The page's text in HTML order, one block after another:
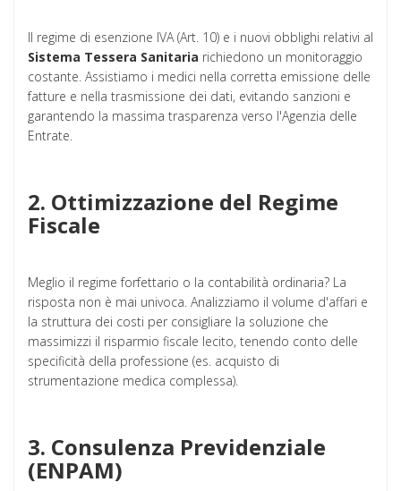
Il regime di esenzione IVA (Art. 10) e i nuovi obblighi relativi al
Sistema Tessera Sanitaria richiedono un monitoraggio
costante. Assistiamo i medici nella corretta emissione delle
fatture e nella trasmissione dei dati, evitando sanzioni e
garantendo la massima trasparenza verso l'Agenzia delle
Entrate.
2. Ottimizzazione del Regime
Fiscale
Meglio il regime forfettario o la contabilità ordinaria? La
risposta non è mai univoca. Analizziamo il volume d'affari e
la struttura dei costi per consigliare la soluzione che
massimizzi il risparmio fiscale lecito, tenendo conto delle
specificità della professione (es. acquisto di
strumentazione medica complessa).
3. Consulenza Previdenziale
(ENPAM)